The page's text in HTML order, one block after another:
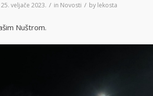
25. veljače 2023. / in Novosti / by lekosta
Nuštrom.